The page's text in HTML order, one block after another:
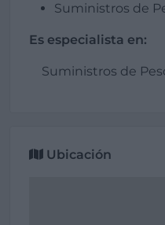
Suministros de
Es especialista en:
Suministros de
Ubicación